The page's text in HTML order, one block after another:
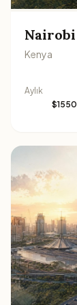
Nairobi
Kenya
Aylık
$1550